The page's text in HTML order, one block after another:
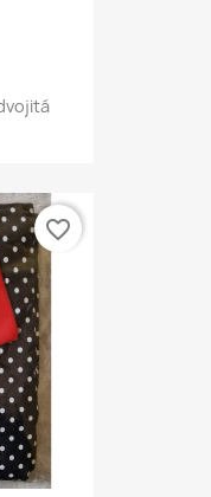
favorite_border